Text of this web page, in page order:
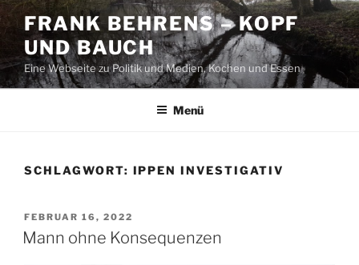
Zum
Inhalt
springen
FRANK BEHRENS – KOPF
UND BAUCH
Eine Webseite zu Politik und Medien, Kochen und Essen
Menü
SCHLAGWORT: IPPEN INVESTIGATIV
VERÖFFENTLICHT
AM
FEBRUAR 16, 2022
Mann ohne Konsequenzen